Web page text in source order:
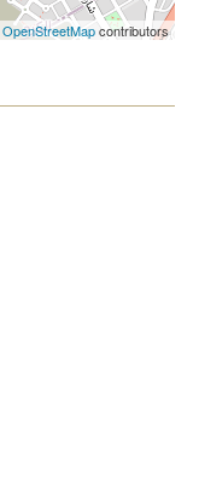
OpenStreetMapcontributors